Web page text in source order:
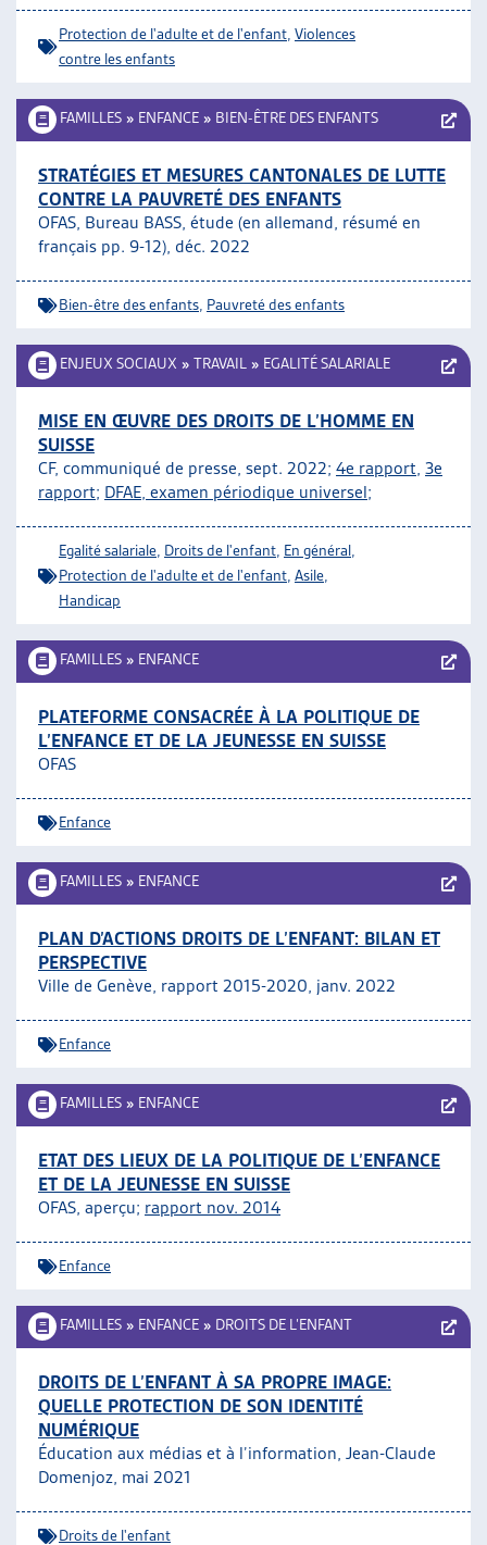
Protection de l'adulte et de l'enfant Violences
contre les enfants
FAMILLES » ENFANCE » BIEN-ÊTRE DES ENFANTS
STRATÉGIES ET MESURES CANTONALES DE LUTTE
CONTRE LA PAUVRETÉ DES ENFANTS
OFAS, Bureau BASS, étude (en allemand, résumé en
français pp. 9-12), déc. 2022
Bien-être des enfants Pauvreté des enfants
ENJEUX SOCIAUX » TRAVAIL » EGALITÉ SALARIALE
MISE EN ŒUVRE DES DROITS DE L’HOMME EN
SUISSE
CF, communiqué de presse, sept. 2022; 4e rapport, 3e
rapport; DFAE, examen périodique universel;
Egalité salariale Droits de l'enfant En général
Protection de l'adulte et de l'enfant Asile
Handicap
FAMILLES » ENFANCE
PLATEFORME CONSACRÉE À LA POLITIQUE DE
L’ENFANCE ET DE LA JEUNESSE EN SUISSE
OFAS
Enfance
FAMILLES » ENFANCE
PLAN D’ACTIONS DROITS DE L’ENFANT: BILAN ET
PERSPECTIVE
Ville de Genève, rapport 2015-2020, janv. 2022
Enfance
FAMILLES » ENFANCE
ETAT DES LIEUX DE LA POLITIQUE DE L’ENFANCE
ET DE LA JEUNESSE EN SUISSE
OFAS, aperçu; rapport nov. 2014
Enfance
FAMILLES » ENFANCE » DROITS DE L’ENFANT
DROITS DE L’ENFANT À SA PROPRE IMAGE:
QUELLE PROTECTION DE SON IDENTITÉ
NUMÉRIQUE
Éducation aux médias et à l’information, Jean-Claude
Domenjoz, mai 2021
Droits de l'enfant